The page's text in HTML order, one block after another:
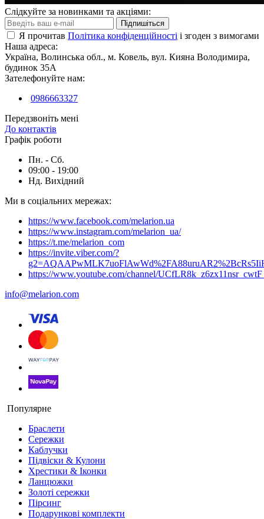
предмета гардеробу. А сучасні тенденції в моді
допускають комбінації з сорочок або блуз зі
спортивними штанами, що ще більше розширює
грань для творчості та фантазії. А сорочки для
хлопчика - ідеальний варіант для школи.
У нашому магазині
та сорочки відомих брендів та високої якості за
прийнятними цінами.
Слідкуйте за новинками та акціями:
Підпишіться
Я прочитав Політика конфіденційності і згоден з вимогами
Наша адреса:
Україна, Волинська обл., м. Ковель, вул. Кияна Володимира,
будинок 35А
Зателефонуйте нам:
0986663327
Передзвоніть мені
До контактів
Графік роботи
Пн. - Сб.
09:00 - 19:00
Нд. Вихідний
Ми в соціальних мережах:
https://www.facebook.com/melarion.ua
https://www.instagram.com/melarion_ua/
https://t.me/melarion_com
https://invite.viber.com/?
https://www.youtube.com/channel/
info@melarion.com
Популярне
Браслети
Сережки
Каблучки
Підвіски & Кулони
Хрестики & Іконки
Ланцюжки
Золоті сережки
Пірсинг
Подарункові комплекти